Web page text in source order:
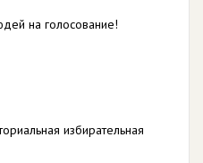
на голосование!
избирательная